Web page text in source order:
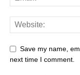
Save my name,
next time I comment.